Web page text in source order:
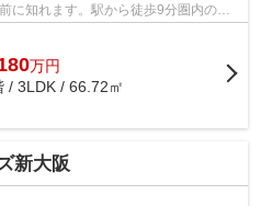
に知れます。駅から徒歩9分圏内の物
です...
万円
/ 3LDK / 66.72㎡
新大阪